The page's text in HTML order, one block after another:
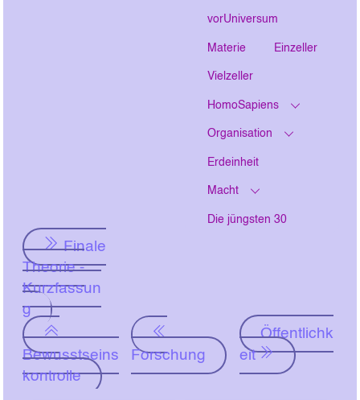
vorUniversum
Materie Einzeller
Vielzeller
HomoSapiens
Organisation
Erdeinheit
Macht
Die jüngsten 30
Finale
Theorie -
Kurzfassun
g
Bewusstseins
kontrolle
Forschung
Öffentlichk
eit